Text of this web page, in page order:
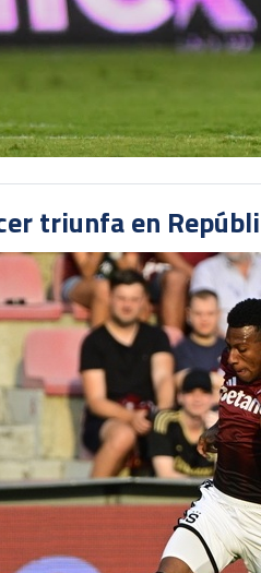
triunfa en